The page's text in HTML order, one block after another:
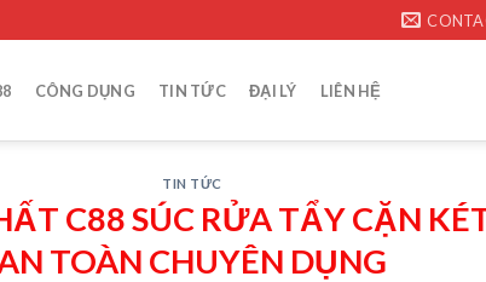
CÔNG DỤNG TIN TỨC ĐẠI LÝ LIÊN HỆ
TIN TỨC
C88 SÚC RỬA TẨY CẶN
TOÀN CHUYÊN DỤNG